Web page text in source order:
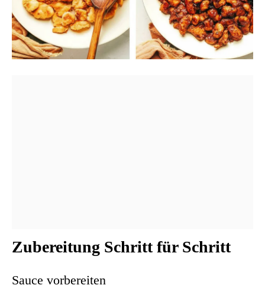
Zubereitung Schritt für Schritt
Sauce vorbereiten